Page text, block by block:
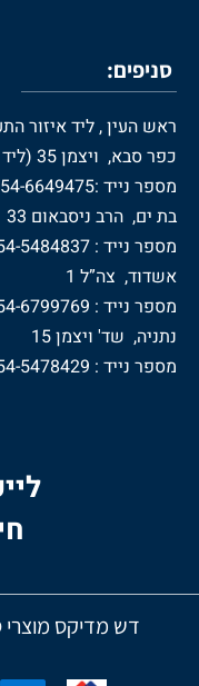
סניפים:
ראש העין , ליד איזור
כפר סבא, ויצמן 35 (ליד ביטוח לאומי)
מספר נייד :054-6649475
בת ים, הרב ניסבאום 33
מספר נייד : 054-5484837
אשדוד, צה”ל 1
מספר נייד : 054-6799769
נתניה, שד' ויצמן 15
מספר נייד : 054-5478429